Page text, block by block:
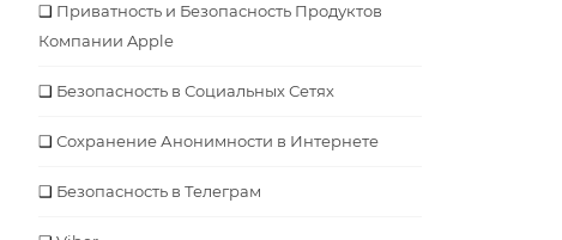
Приватность и Безопасность Продуктов
Компании Apple
Безопаcность в Социальных Сетях
Сохранение Анонимности в Интернете
Безопасность в Телеграм